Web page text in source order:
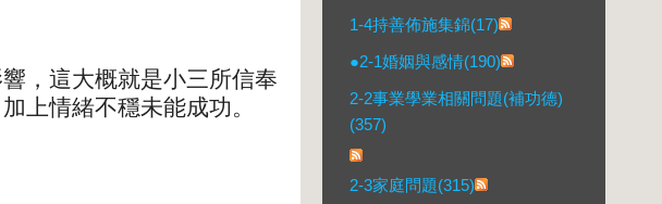
，這大概就是小三所信奉
上情緒不穩未能成功。
1-4持善佈施集錦(17)
●2-1婚姻與感情(190)
2-2事業學業相關問題(補功德)
(357)
2-3家庭問題(315)